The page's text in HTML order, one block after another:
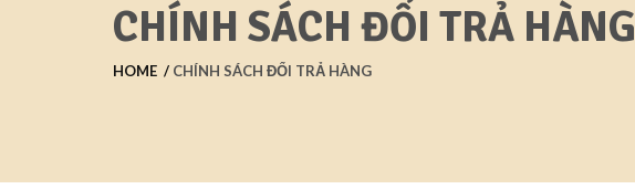
CHÍNH SÁCH ĐỔI TRẢ HÀNG
HOME CHÍNH SÁCH ĐỔI TRẢ HÀNG